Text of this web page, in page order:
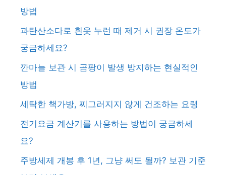
방법
과탄산소다로 흰옷 누런 때 제거 시 권장 온도가
궁금하세요?
깐마늘 보관 시 곰팡이 발생 방지하는 현실적인
방법
세탁한 책가방, 찌그러지지 않게 건조하는 요령
전기요금 계산기를 사용하는 방법이 궁금하세
요?
주방세제 개봉 후 1년, 그냥 써도 될까? 보관 기준